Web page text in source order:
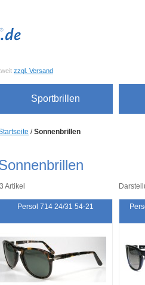
zzgl. Versand
Sportbrillen
/Sonnenbrillen
3 Artikel
Persol 714 24/31 54-21